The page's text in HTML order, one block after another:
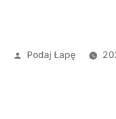
i
Opublikowane
Podaj Łapę